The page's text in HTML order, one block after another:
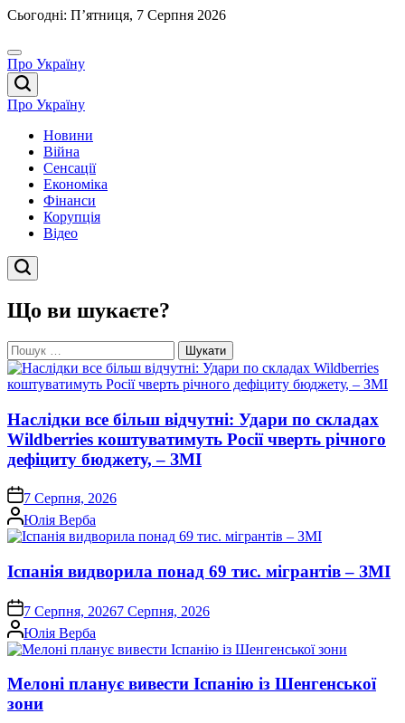
Перейти
вмісту
Сьогодні: П’ятниця, 7 Серпня 2026
Про Україну
Про Україну
Новини
Війна
Сенсації
Економіка
Фінанси
Корупція
Відео
Що ви шукаєте?
Пошук:
Наслідки все більш відчутні: Удари по складах
Wildberries коштуватимуть Росії чверть річного
дефіциту бюджету, – ЗМІ
on 7 Серпня, 2026
Опубліковано
Юлія Верба
Іспанія видворила понад 69 тис. мігрантів – ЗМІ
on 7 Серпня, 20267 Серпня, 2026
Опубліковано
Юлія Верба
Мелоні планує вивести Іспанію із Шенгенської
зони